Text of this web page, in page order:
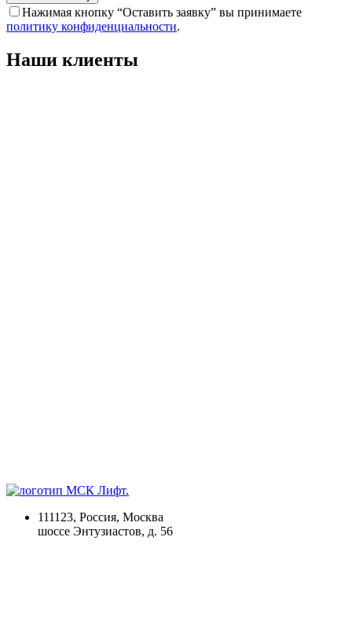
Нажимая кнопку “Оставить заявку” вы принимаете
политику конфиденциальности.
Наши клиенты
111123, Россия, Москва
шоссе Энтузиастов, д. 56